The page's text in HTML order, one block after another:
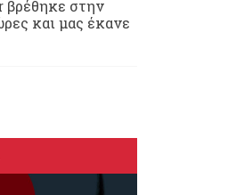
στην
και μας έκανε